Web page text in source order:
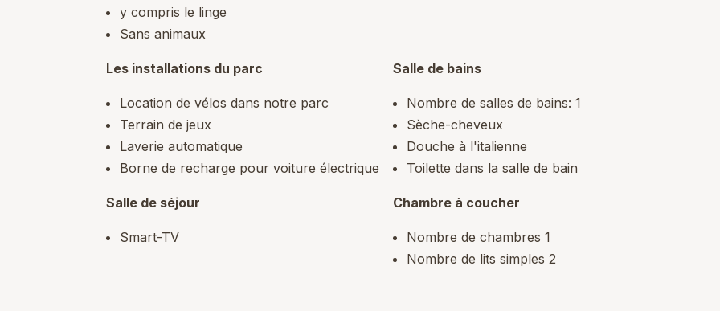
y compris le linge
Sans animaux
Les installations du parc
Location de vélos dans notre parc
Terrain de jeux
Laverie automatique
Borne de recharge pour voiture électrique
Salle de bains
Nombre de salles de bains: 1
Sèche-cheveux
Douche à l'italienne
Toilette dans la salle de bain
Salle de séjour
Smart-TV
Chambre à coucher
Nombre de chambres 1
Nombre de lits simples 2